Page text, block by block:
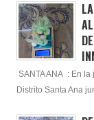
SANTA ANA : En
Distrito Santa Ana